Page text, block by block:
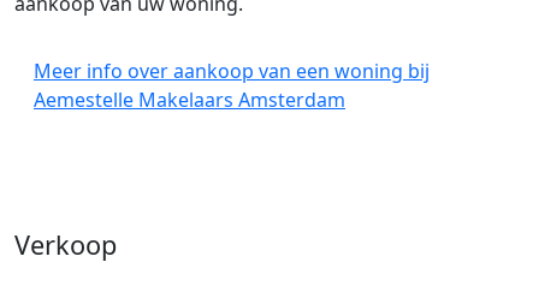
Meer info over aankoop van een woning bij
Aemestelle Makelaars Amsterdam
Verkoop